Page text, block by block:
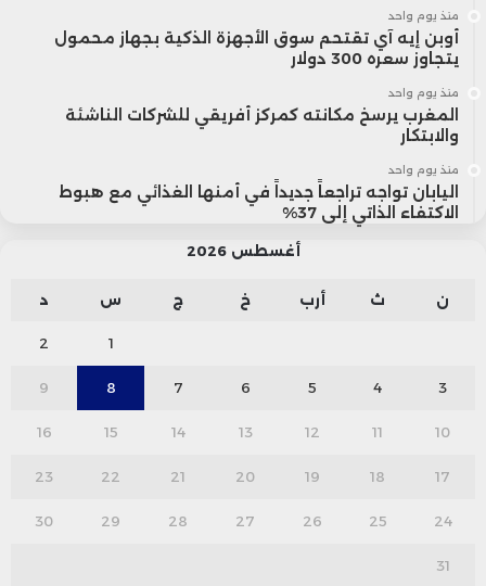
منذ يوم واحد
أوبن إيه آي تقتحم سوق الأجهزة الذكية بجهاز محمول
يتجاوز سعره 300 دولار
منذ يوم واحد
المغرب يرسخ مكانته كمركز أفريقي للشركات الناشئة
والابتكار
منذ يوم واحد
اليابان تواجه تراجعاً جديداً في أمنها الغذائي مع هبوط
الاكتفاء الذاتي إلى 37%
أغسطس 2026
ن ث أرب خ ج س د
1
2
3
4
5
6
7
8
9
10
11
12
13
14
15
16
17
18
19
20
21
22
23
24
25
26
27
28
29
30
31